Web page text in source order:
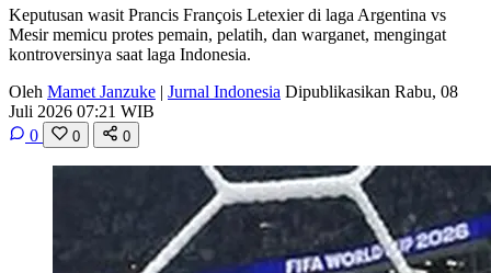
Keputusan wasit Prancis François Letexier di laga Argentina vs
Mesir memicu protes pemain, pelatih, dan warganet, mengingat
kontroversinya saat laga Indonesia.
Oleh Mamet Janzuke | Jurnal Indonesia Dipublikasikan Rabu, 08
Juli 2026 07:21 WIB
0
0 0